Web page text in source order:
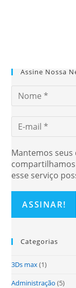
Assine Nossa
Mantemos
esse serviço
Categorias
3Ds max(1)
Administração (5)